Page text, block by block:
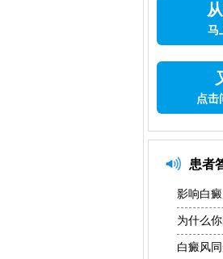
马
点击
患者
影响白
为什么
白癜风